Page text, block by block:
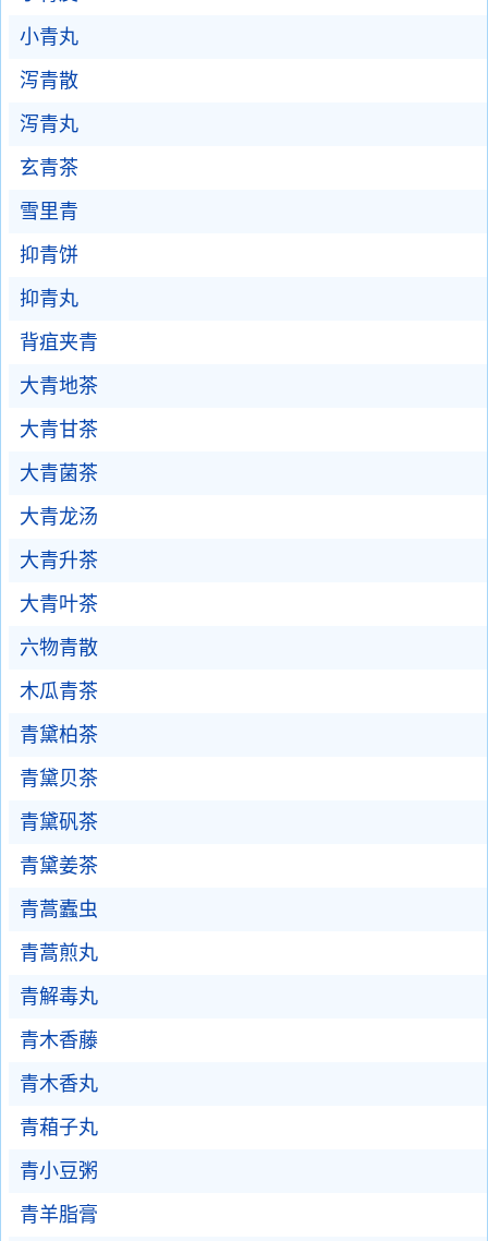
小青丸
泻青散
泻青丸
玄青茶
雪里青
抑青饼
抑青丸
背疽夹青
大青地茶
大青甘茶
大青菌茶
大青龙汤
大青升茶
大青叶茶
六物青散
木瓜青茶
青黛柏茶
青黛贝茶
青黛矾茶
青黛姜茶
青蒿蠹虫
青蒿煎丸
青解毒丸
青木香藤
青木香丸
青葙子丸
青小豆粥
青羊脂膏